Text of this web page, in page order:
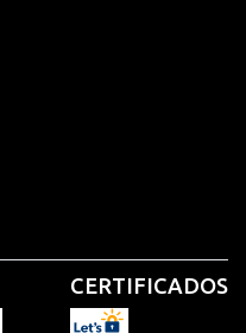
CERTIFICADOS